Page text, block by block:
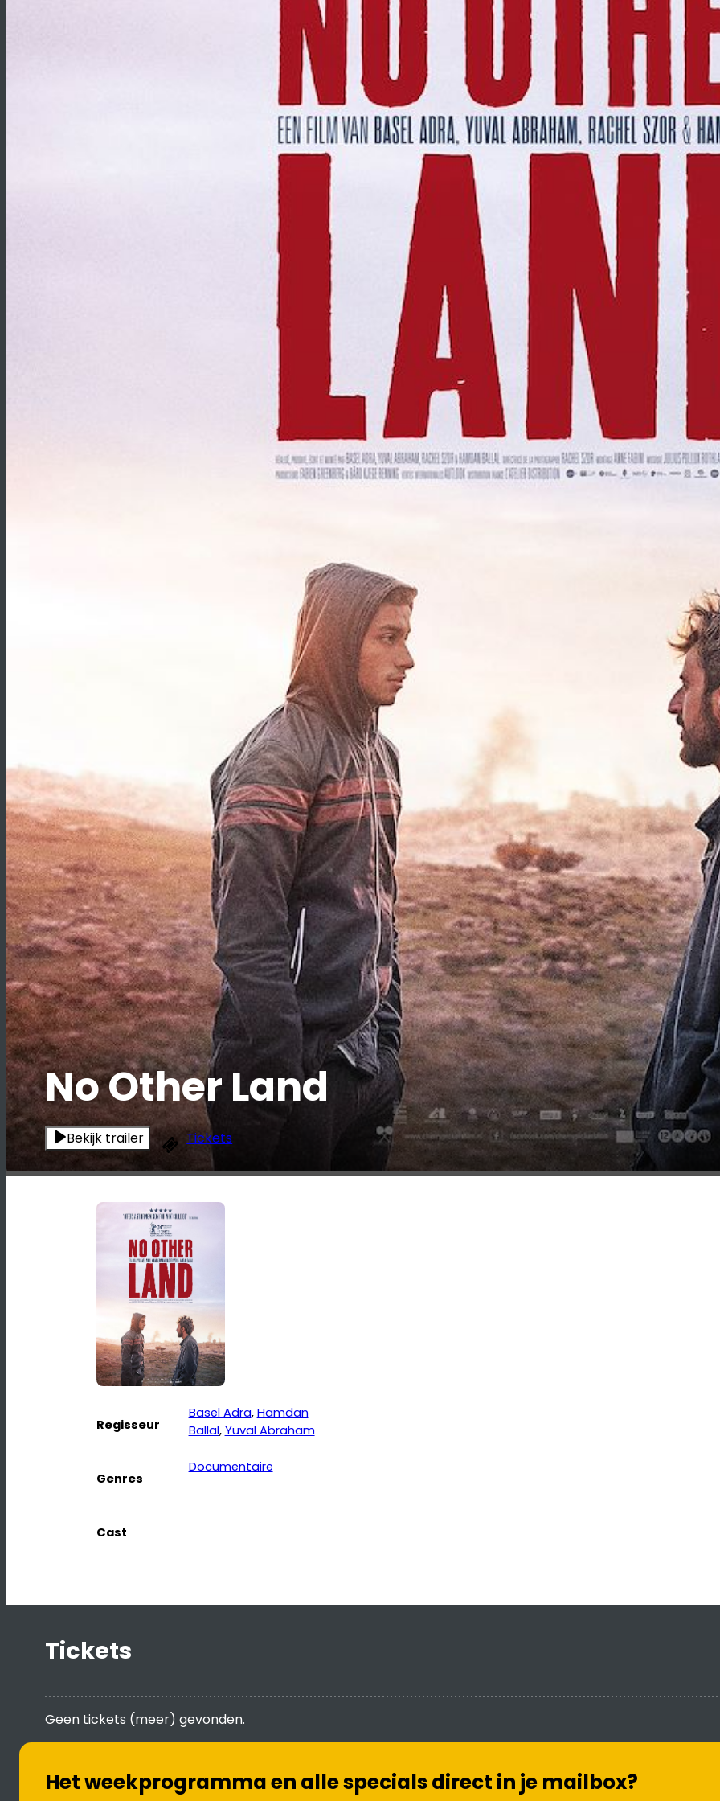
No Other Land
Bekijk trailer Tickets
Regisseur
Basel Adra, Hamdan
Ballal, Yuval Abraham
Genres
Documentaire
Cast
Tickets
Geen tickets (meer) gevonden.
Het weekprogramma en alle specials direct in je mailbox?